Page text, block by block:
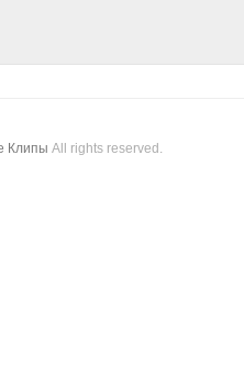
Клипы All rights reserved.